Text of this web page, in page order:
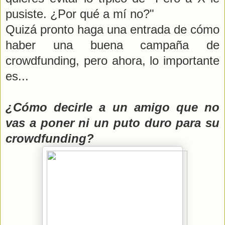
pusiste. ¿Por qué a mí no?"
Quizá pronto haga una entrada de cómo
haber una buena campaña de
crowdfunding, pero ahora, lo importante
es...
¿Cómo decirle a un amigo que no
vas a poner ni un puto duro para su
crowdfunding?